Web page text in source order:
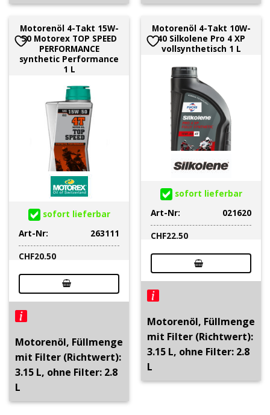
Motorenöl 4-Takt 15W-
50 Motorex TOP SPEED
PERFORMANCE
synthetic Performance
1 L
sofort lieferbar
Art-Nr:
263111
CHF20.50
Motorenöl, Füllmenge
mit Filter (Richtwert):
3.15 L, ohne Filter: 2.8
L
Motorenöl 4-Takt 10W-
40 Silkolene Pro 4 XP
vollsynthetisch 1 L
sofort lieferbar
Art-Nr:
021620
CHF22.50
Motorenöl, Füllmenge
mit Filter (Richtwert):
3.15 L, ohne Filter: 2.8
L